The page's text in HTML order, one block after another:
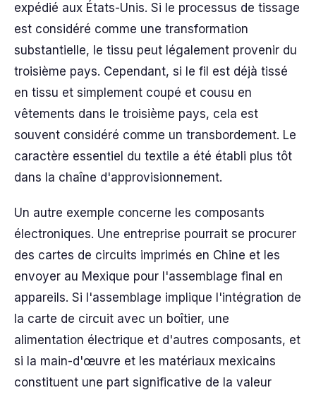
expédié aux États-Unis. Si le processus de tissage
est considéré comme une transformation
substantielle, le tissu peut légalement provenir du
troisième pays. Cependant, si le fil est déjà tissé
en tissu et simplement coupé et cousu en
vêtements dans le troisième pays, cela est
souvent considéré comme un transbordement. Le
caractère essentiel du textile a été établi plus tôt
dans la chaîne d'approvisionnement.
Un autre exemple concerne les composants
électroniques. Une entreprise pourrait se procurer
des cartes de circuits imprimés en Chine et les
envoyer au Mexique pour l'assemblage final en
appareils. Si l'assemblage implique l'intégration de
la carte de circuit avec un boîtier, une
alimentation électrique et d'autres composants, et
si la main-d'œuvre et les matériaux mexicains
constituent une part significative de la valeur